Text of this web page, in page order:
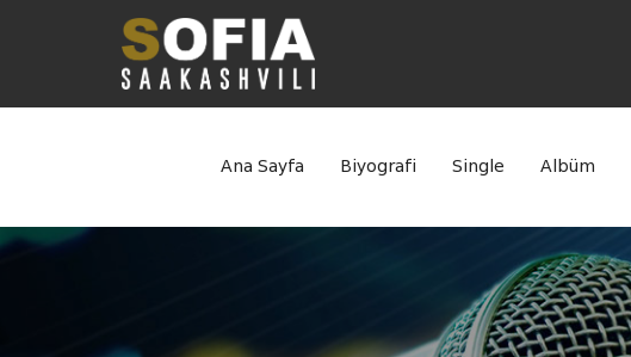
Ana Sayfa Biyografi Single Albüm